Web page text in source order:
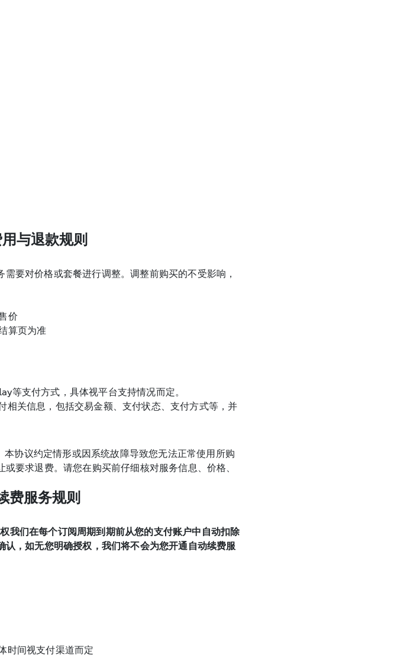
与退款规则
要对价格或套餐进行调整。调整前购买的不受影响，
价
算页为准
等支付方式，具体视平台支持情况而定。
相关信息，包括交易金额、支付状态、支付方式等，并
协议约定情形或因系统故障导致您无法正常使用所购
要求退费。请您在购买前仔细核对服务信息、价格、
费服务规则
我们在每个订阅周期到期前从您的支付账户中自动扣除
，如无您明确授权，我们将不会为您开通自动续费服
时间视支付渠道而定